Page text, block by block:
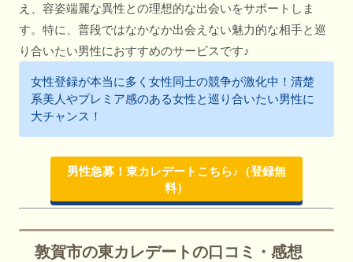
え、容姿端麗な異性との理想的な出会いをサポートしま
す。特に、普段ではなかなか出会えない魅力的な相手と巡
り合いたい男性におすすめのサービスです♪
女性登録が本当に多く女性同士の競争が激化中！清楚
系美人やプレミア感のある女性と巡り合いたい男性に
大チャンス！
男性急募！東カレデートこちら♪（登録無
料）
敦賀市の東カレデートの口コミ・感想